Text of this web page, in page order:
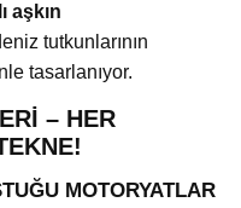
aşkın
tutkunlarının
tasarlanıyor.
– HER
MOTORYATLAR